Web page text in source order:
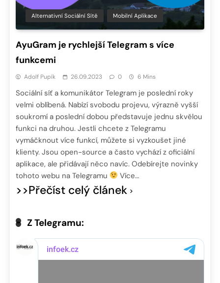
Alternativní Sociální Sítě Mobilní Aplikace
AyuGram je rychlejší Telegram s více
funkcemi
Adolf Pupík 26.09.2023 0 6 Mins
Sociální síť a komunikátor Telegram je poslední roky
velmi oblíbená. Nabízí svobodu projevu, výrazně vyšší
soukromí a poslední dobou představuje jednu skvělou
funkci na druhou. Jestli chcete z Telegramu
vymáčknout více funkcí, můžete si vyzkoušet jiné
klienty. Jsou open-source a často vychází z oficiální
aplikace, ale přidávají něco navíc. Odebírejte novinky
tohoto webu na Telegramu
Více…
>>Přečíst celý článek
Z Telegramu: